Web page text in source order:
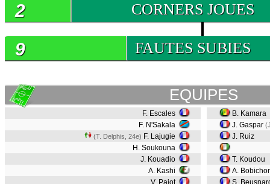
CORNERS JOUES
2
FAUTES SUBIES
9
EQUIPES
F. Escales
F. N'Sakala
(T. Delphis, 24e) F. Lajugie
H. Soukouna
J. Kouadio
A. Kashi
V. Pajot
B. Kamara
J. Gaspar
J. Ruiz
T. Koudou
A.
S.